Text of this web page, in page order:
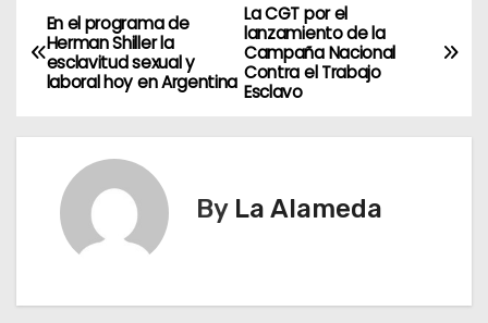
integrante de la…
N
a
c
La CGT por el
lanzamiento de la
Campaña Nacional
Contra el Trabajo
Esclavo
En el programa de
Herman Shiller la
esclavitud sexual y
laboral hoy en Argentina
By La Alameda